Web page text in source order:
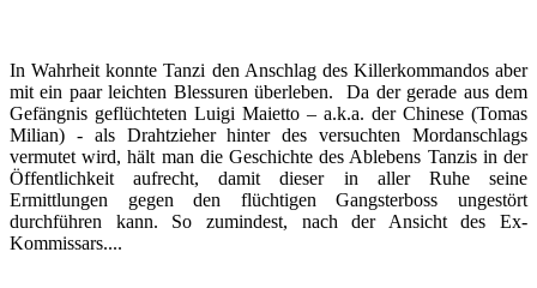
In Wahrheit konnte Tanzi den Anschlag des Killerkommandos aber
mit ein paar leichten Blessuren überleben. Da der gerade aus dem
Gefängnis geflüchteten Luigi Maietto – a.k.a. der Chinese (Tomas
Milian) - als Drahtzieher hinter des versuchten Mordanschlags
vermutet wird, hält man die Geschichte des Ablebens Tanzis in der
Öffentlichkeit aufrecht, damit dieser in aller Ruhe seine
Ermittlungen gegen den flüchtigen Gangsterboss ungestört
durchführen kann. So zumindest, nach der Ansicht des Ex-
Kommissars....